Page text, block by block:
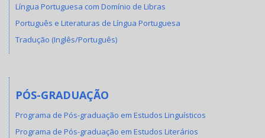
Língua Portuguesa com Domínio de Libras
Português e Literaturas de Língua Portuguesa
Tradução (Inglês/Português)
PÓS-GRADUAÇÃO
Programa de Pós-graduação em Estudos Linguísticos
Programa de Pós-graduação em Estudos Literários